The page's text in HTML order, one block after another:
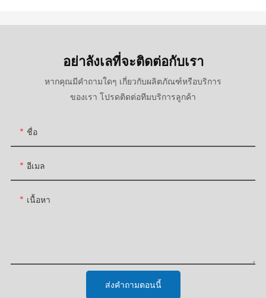
อย่าลังเลที่จะติดต่อกับเรา
หากคุณมีคำถามใดๆ เกี่ยวกับผลิตภัณฑ์หรือบริการ
ของเรา โปรดติดต่อทีมบริการลูกค้า
ชื่อ
อีเมล
เนื้อหา
ส่งคำถามตอนนี้